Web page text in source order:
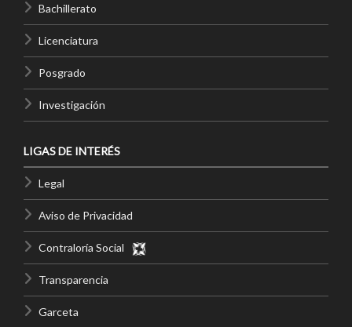
Bachillerato
Licenciatura
Posgrado
Investigación
LIGAS DE INTERÉS
Legal
Aviso de Privacidad
Contraloría Social
Transparencia
Garceta